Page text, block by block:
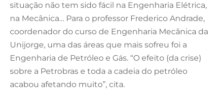
situação não tem sido fácil na Engenharia Elétrica,
na Mecânica… Para o professor Frederico Andrade,
coordenador do curso de Engenharia Mecânica da
Unijorge, uma das áreas que mais sofreu foi a
Engenharia de Petróleo e Gás. “O efeito (da crise)
sobre a Petrobras e toda a cadeia do petróleo
acabou afetando muito”, cita.